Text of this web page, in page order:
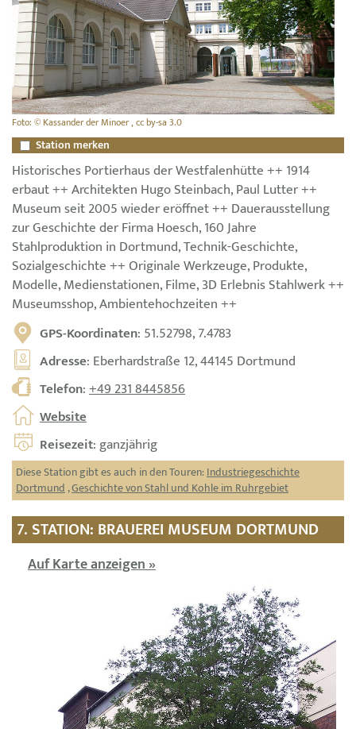
Foto: © Kassander der Minoer , cc by-sa 3.0
Station merken
Historisches Portierhaus der Westfalenhütte ++ 1914
erbaut ++ Architekten Hugo Steinbach, Paul Lutter ++
Museum seit 2005 wieder eröffnet ++ Dauerausstellung
zur Geschichte der Firma Hoesch, 160 Jahre
Stahlproduktion in Dortmund, Technik-Geschichte,
Sozialgeschichte ++ Originale Werkzeuge, Produkte,
Modelle, Medienstationen, Filme, 3D Erlebnis Stahlwerk ++
Museumsshop, Ambientehochzeiten ++
GPS-Koordinaten: 51.52798, 7.4783
Adresse: Eberhardstraße 12, 44145 Dortmund
Telefon:+49 231 8445856
Website
Reisezeit: ganzjährig
Diese Station gibt es auch in den Touren:Industriegeschichte
Dortmund ,Geschichte von Stahl und Kohle im Ruhrgebiet
7. STATION: BRAUEREI MUSEUM DORTMUND
Auf Karte anzeigen »